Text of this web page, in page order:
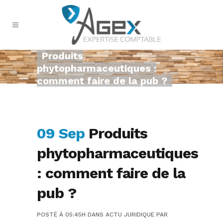
Produits
phytopharmaceutiques :
comment faire de la pub ?
09 Sep Produits
phytopharmaceutiques
: comment faire de la
pub ?
POSTÉ À 05:45H DANS ACTU JURIDIQUE PAR